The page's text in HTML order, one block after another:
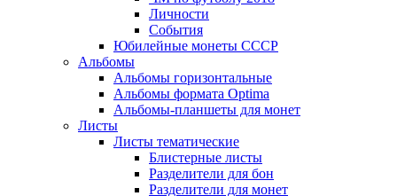
Личности
События
Юбилейные монеты СССР
Альбомы
Альбомы горизонтальные
Альбомы формата Optima
Альбомы-планшеты для монет
Листы
Листы тематические
Блистерные листы
Разделители для бон
Разделители для монет